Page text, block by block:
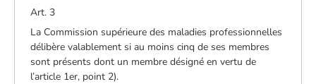
Art. 3
La Commission supérieure des maladies professionnelles
délibère valablement si au moins cinq de ses membres
sont présents dont un membre désigné en vertu de
l’article 1er, point 2).